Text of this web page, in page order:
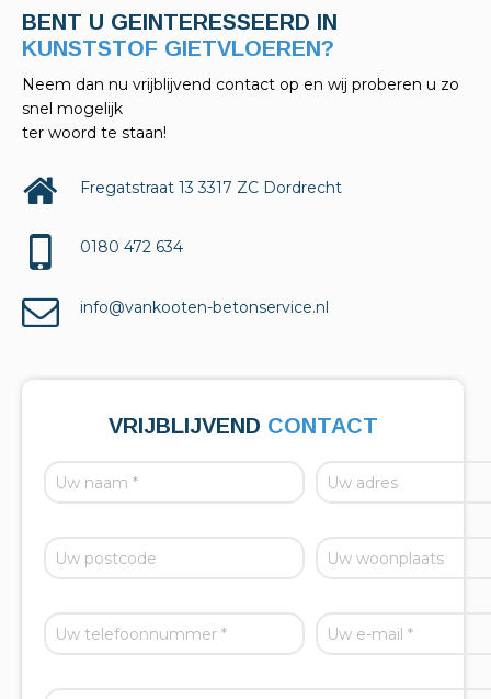
BENT U GEINTERESSEERD IN
KELDERAFDICHTINGEN?
Neem dan nu vrijblijvend contact op en wij proberen u zo
snel mogelijk
ter woord te staan!
Fregatstraat 13 3317 ZC Dordrecht
0180 472 634
info@vankooten-betonservice.nl
VRIJBLIJVEND CONTACT